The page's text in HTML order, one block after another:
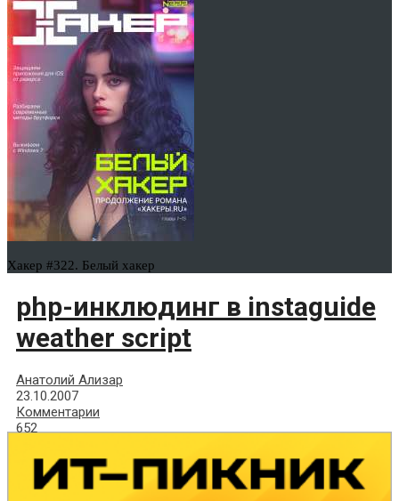
Хакер #322. Белый хакер
php-инклюдинг в instaguide
weather sсriрt
Анатолий Ализар
23.10.2007
Комментарии
652